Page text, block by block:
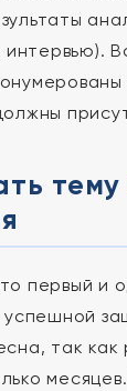
интервью).
первый и
успешной
так